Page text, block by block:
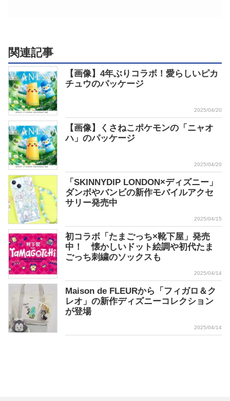
関連記事
【画像】4年ぶりコラボ！愛らしいピカ
チュウのパッケージ
2025/04/20
【画像】くさねこポケモンの「ニャオ
ハ」のパッケージ
2025/04/20
「SKINNYDIP LONDON×ディズニー」
ダンボやバンビの新作モバイルアクセ
サリー発売中
2025/04/15
初コラボ「たまごっち×靴下屋」発売
中！ 懐かしいドット絵調や初代たま
ごっち刺繍のソックスも
2025/04/14
Maison de FLEURから「フィガロ＆ク
レオ」の新作ディズニーコレクション
が登場
2025/04/14